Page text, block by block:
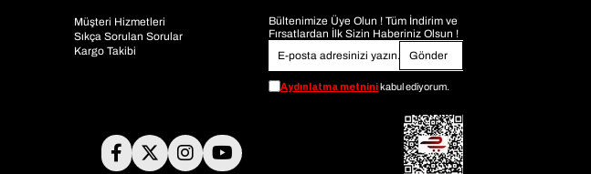
Müşteri Hizmetleri
Sıkça Sorulan Sorular
Kargo Takibi
Bültenimize Üye Olun ! Tüm İndirim ve
Fırsatlardan İlk Sizin Haberiniz Olsun !
Gönder
Aydınlatma metninikabul ediyorum.